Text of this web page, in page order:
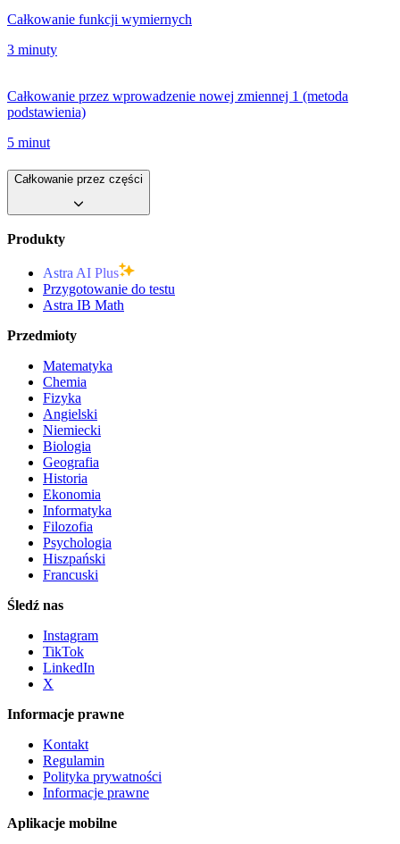
Całkowanie funkcji wymiernych
3 minuty
Całkowanie przez wprowadzenie nowej zmiennej 1 (metoda
podstawienia)
5 minut
Całkowanie przez części
Produkty
Astra AI Plus
Przygotowanie do testu
Astra IB Math
Przedmioty
Matematyka
Chemia
Fizyka
Angielski
Niemiecki
Biologia
Geografia
Historia
Ekonomia
Informatyka
Filozofia
Psychologia
Hiszpański
Francuski
Śledź nas
Instagram
TikTok
LinkedIn
X
Informacje prawne
Kontakt
Regulamin
Polityka prywatności
Informacje prawne
Aplikacje mobilne